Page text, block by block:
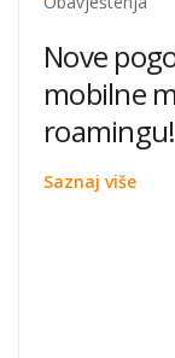
Nove
mobilne
roamingu!
Saznaj više